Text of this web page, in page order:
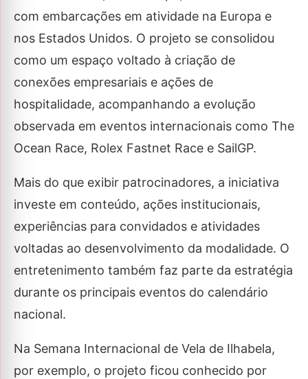
com embarcações em atividade na Europa e
nos Estados Unidos. O projeto se consolidou
como um espaço voltado à criação de
conexões empresariais e ações de
hospitalidade, acompanhando a evolução
observada em eventos internacionais como The
Ocean Race, Rolex Fastnet Race e SailGP.
Mais do que exibir patrocinadores, a iniciativa
investe em conteúdo, ações institucionais,
experiências para convidados e atividades
voltadas ao desenvolvimento da modalidade. O
entretenimento também faz parte da estratégia
durante os principais eventos do calendário
nacional.
Na Semana Internacional de Vela de Ilhabela,
por exemplo, o projeto ficou conhecido por